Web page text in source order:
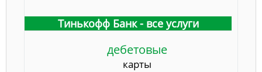
Тинькофф Банк - все услуги
дебетовые
карты